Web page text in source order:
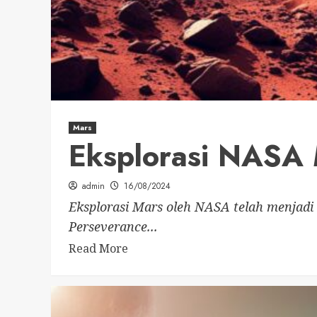
Mars
Eksplorasi
admin 16/08/2024
Eksplorasi Mars oleh NASA telah
Perseverance...
Read More